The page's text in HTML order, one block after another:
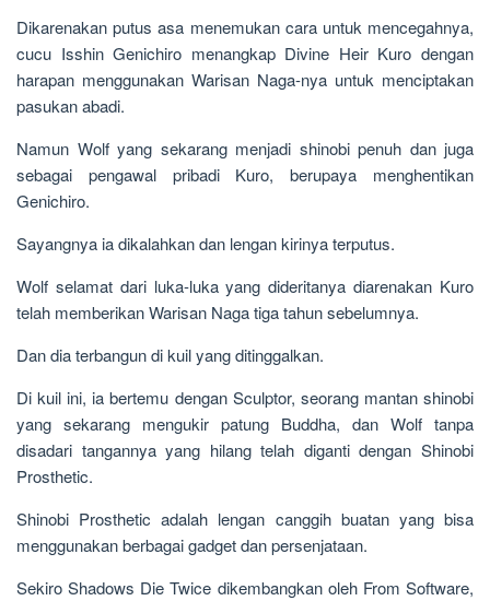
Dikarenakan putus asa menemukan cara untuk mencegahnya,
cucu Isshin Genichiro menangkap Divine Heir Kuro dengan
harapan menggunakan Warisan Naga-nya untuk menciptakan
pasukan abadi.
Namun Wolf yang sekarang menjadi shinobi penuh dan juga
sebagai pengawal pribadi Kuro, berupaya menghentikan
Genichiro.
Sayangnya ia dikalahkan dan lengan kirinya terputus.
Wolf selamat dari luka-luka yang dideritanya diarenakan Kuro
telah memberikan Warisan Naga tiga tahun sebelumnya.
Dan dia terbangun di kuil yang ditinggalkan.
Di kuil ini, ia bertemu dengan Sculptor, seorang mantan shinobi
yang sekarang mengukir patung Buddha, dan Wolf tanpa
disadari tangannya yang hilang telah diganti dengan Shinobi
Prosthetic.
Shinobi Prosthetic adalah lengan canggih buatan yang bisa
menggunakan berbagai gadget dan persenjataan.
Sekiro Shadows Die Twice dikembangkan oleh From Software,